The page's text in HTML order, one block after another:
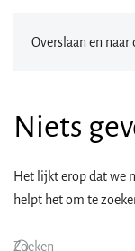
Overslaan en naar
Niets
Het lijkt erop dat we
helpt het om te